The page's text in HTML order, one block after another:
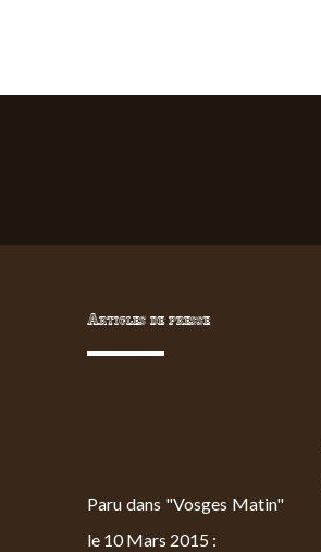
Articles de presse
Paru dans "Vosges Matin"
le 10 Mars 2015 :